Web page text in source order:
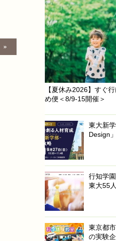
【夏休み2026】すぐ
め便＜8/9-15開催＞
東大新
Design
行知学
東大55
東京都
の実験